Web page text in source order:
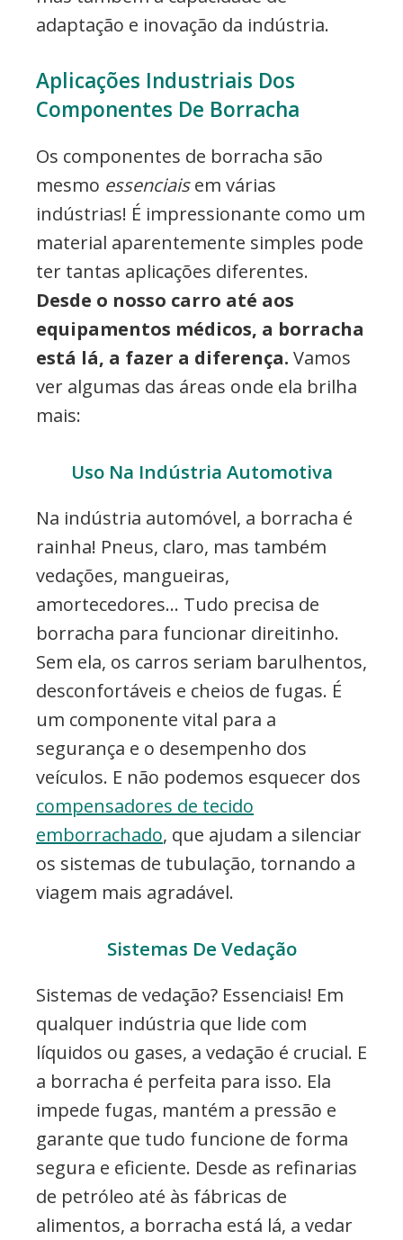
adaptação e inovação da indústria.
Aplicações Industriais Dos
Componentes De Borracha
Os componentes de borracha são
mesmo essenciaisem várias
indústrias! É impressionante como um
material aparentemente simples pode
ter tantas aplicações diferentes.
Desde o nosso carro até aos
equipamentos médicos, a borracha
está lá, a fazer a diferença. Vamos
ver algumas das áreas onde ela brilha
mais:
Uso Na Indústria Automotiva
Na indústria automóvel, a borracha é
rainha! Pneus, claro, mas também
vedações, mangueiras,
amortecedores… Tudo precisa de
borracha para funcionar direitinho.
Sem ela, os carros seriam barulhentos,
desconfortáveis e cheios de fugas. É
um componente vital para a
segurança e o desempenho dos
veículos. E não podemos esquecer dos
compensadores de tecido
emborrachado, que ajudam a silenciar
os sistemas de tubulação, tornando a
viagem mais agradável.
Sistemas De Vedação
Sistemas de vedação? Essenciais! Em
qualquer indústria que lide com
líquidos ou gases, a vedação é crucial. E
a borracha é perfeita para isso. Ela
impede fugas, mantém a pressão e
garante que tudo funcione de forma
segura e eficiente. Desde as refinarias
de petróleo até às fábricas de
alimentos, a borracha está lá, a vedar